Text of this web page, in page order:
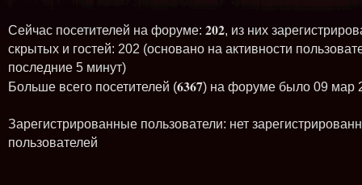
Сейчас посетителей на форуме: 202, из них
скрытых и гостей: 202 (основано на активности
последние 5 минут)
Больше всего посетителей (6367) на форуме было 09 мар
Зарегистрированные пользователи: нет
пользователей